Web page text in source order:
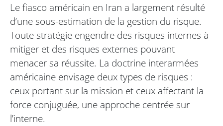
Le fiasco américain en Iran a largement résulté
d’une sous-estimation de la gestion du risque.
Toute stratégie engendre des risques internes à
mitiger et des risques externes pouvant
menacer sa réussite. La doctrine interarmées
américaine envisage deux types de risques :
ceux portant sur la mission et ceux affectant la
force conjuguée, une approche centrée sur
l’interne.